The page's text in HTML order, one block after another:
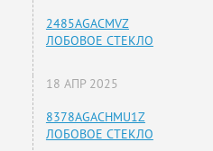
2485AGACMVZ
ЛОБОВОЕ СТЕКЛО
18 АПР 2025
8378AGACHMU1Z
ЛОБОВОЕ СТЕКЛО